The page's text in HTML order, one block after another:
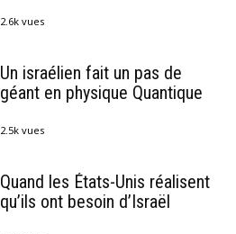
2.6k vues
Un israélien fait un pas de
géant en physique Quantique
2.5k vues
Quand les États-Unis réalisent
qu’ils ont besoin d’Israël